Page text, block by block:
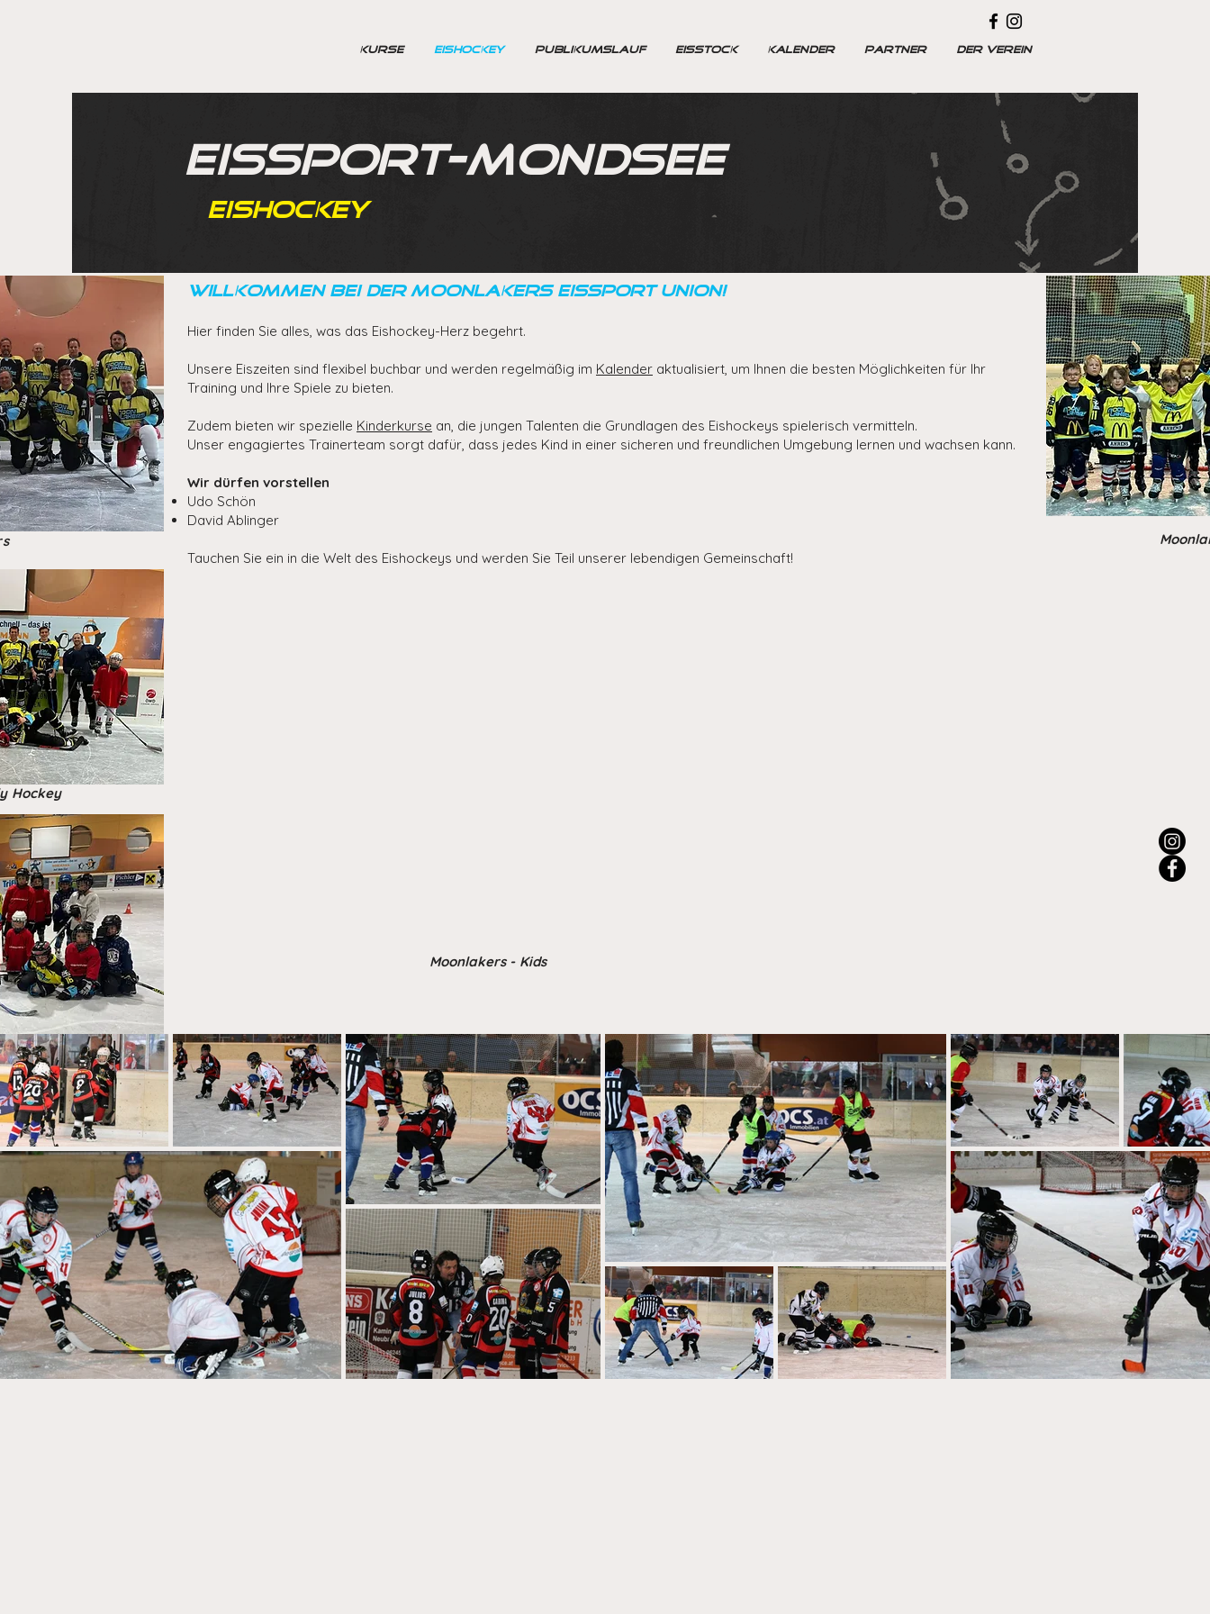
KURSE EISHOCKEY PUBLIKUMSLAUF EISSTOCK KALENDER PARTNER DER VEREIN
EISSPORT-MONDSEE
EISHOCKEY
Willkommen bei der Moonlakers Eissport Union!
Hier finden Sie alles, was das Eishockey-Herz begehrt.
Unsere Eiszeiten sind flexibel buchbar und werden regelmäßig im Kalender aktualisiert, um Ihnen die besten Möglichkeiten für Ihr
Training und Ihre Spiele zu bieten.
Zudem bieten wir spezielle Kinderkurse an, die jungen Talenten die Grundlagen des Eishockeys spielerisch vermitteln.
Unser engagiertes Trainerteam sorgt dafür, dass jedes Kind in einer sicheren und freundlichen Umgebung lernen und wachsen kann.
Wir dürfen vorstellen
Udo Schön
David Ablinger
Tauchen Sie ein in die Welt des Eishockeys und werden Sie Teil unserer lebendigen Gemeinschaft!
Hockey
Moonlakers - Kids